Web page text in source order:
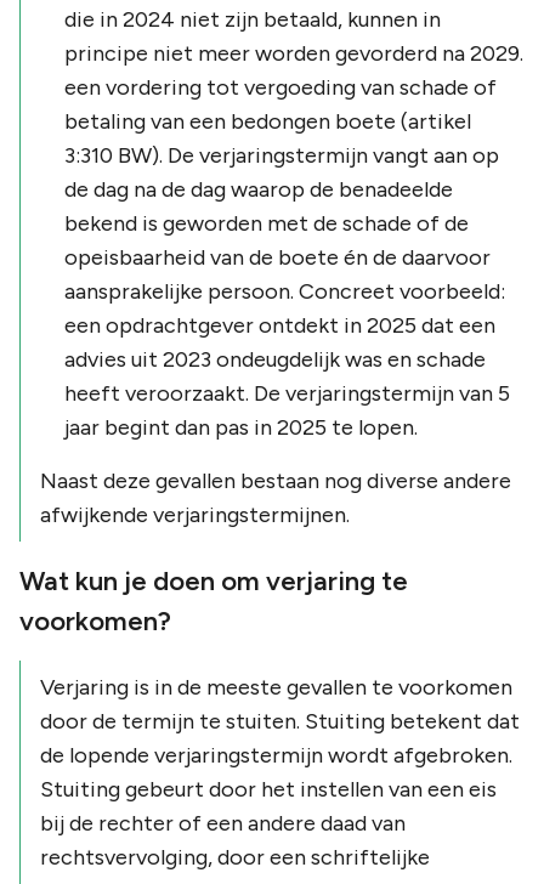
die in 2024 niet zijn betaald, kunnen in
principe niet meer worden gevorderd na 2029.
een vordering tot vergoeding van schade of
betaling van een bedongen boete (artikel
3:310 BW). De verjaringstermijn vangt aan op
de dag na de dag waarop de benadeelde
bekend is geworden met de schade of de
opeisbaarheid van de boete én de daarvoor
aansprakelijke persoon. Concreet voorbeeld:
een opdrachtgever ontdekt in 2025 dat een
advies uit 2023 ondeugdelijk was en schade
heeft veroorzaakt. De verjaringstermijn van 5
jaar begint dan pas in 2025 te lopen.
Naast deze gevallen bestaan nog diverse andere
afwijkende verjaringstermijnen.
Wat kun je doen om verjaring te
voorkomen?
Verjaring is in de meeste gevallen te voorkomen
door de termijn te stuiten. Stuiting betekent dat
de lopende verjaringstermijn wordt afgebroken.
Stuiting gebeurt door het instellen van een eis
bij de rechter of een andere daad van
rechtsvervolging, door een schriftelijke